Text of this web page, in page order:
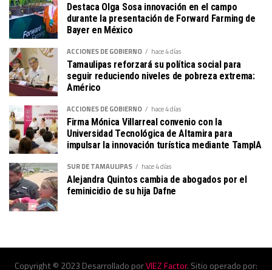
Destaca Olga Sosa innovación en el campo
durante la presentación de Forward Farming de
Bayer en México
ACCIONES DE GOBIERNO hace 4 días
Tamaulipas reforzará su política social para
seguir reduciendo niveles de pobreza extrema:
Américo
ACCIONES DE GOBIERNO hace 4 días
Firma Mónica Villarreal convenio con la
Universidad Tecnológica de Altamira para
impulsar la innovación turística mediante TampIA
SUR DE TAMAULIPAS hace 4 días
Alejandra Quintos cambia de abogados por el
feminicidio de su hija Dafne
Copyright © 2023 Desarrollado porVIEZ Factor. Sitio operado por: